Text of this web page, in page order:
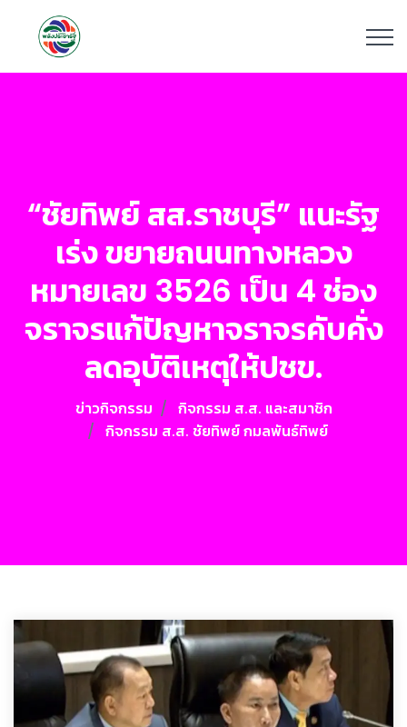
“ชัยทิพย์ สส.ราชบุรี” แนะรัฐ
เร่ง ขยายถนนทางหลวง
หมายเลข 3526 เป็น 4 ช่อง
จราจรแก้ปัญหาจราจรคับคั่ง
ลดอุบัติเหตุให้ปชข.
ข่าวกิจกรรม
กิจกรรม ส.ส. และสมาชิก
กิจกรรม ส.ส. ชัยทิพย์ กมลพันธ์ทิพย์